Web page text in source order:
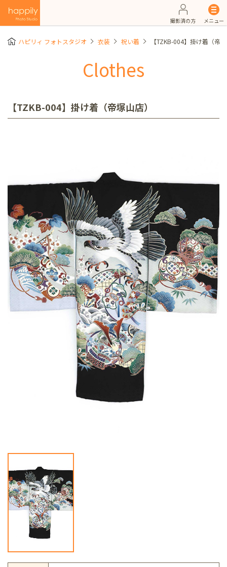
撮影済の方 メニュー
ハピリィ フォトスタジオ 衣装 祝い着 【TZKB-004】掛け着（帝
Clothes
【TZKB-004】掛け着（帝塚山店）